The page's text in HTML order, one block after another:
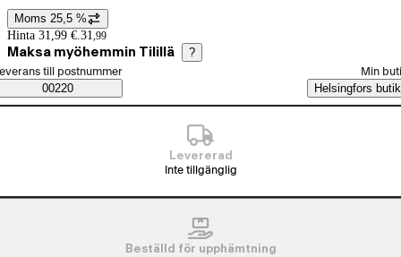
Prisinformation
Moms 25,5 %
Hinta 31,99 €. 31 ,99
Maksa myöhemmin Tilillä ?
Saatavuustiedot
beställningssätt
till postnummer
00220
Min
Helsingfors butik
Levererad
Inte tillgänglig
Beställd för upphämtning